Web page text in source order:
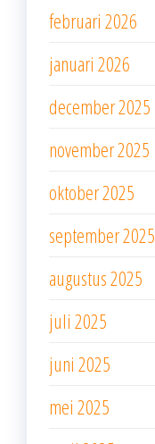
februari 2026
januari 2026
december 2025
november 2025
oktober 2025
september 2025
augustus 2025
juli 2025
juni 2025
mei 2025